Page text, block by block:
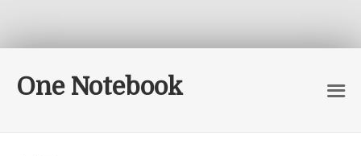
One Notebook